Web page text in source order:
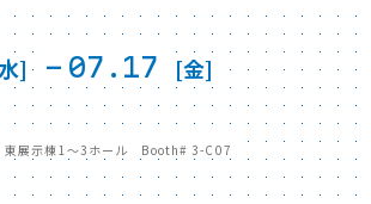
] - 07.17 [金]
展示棟1～3ホール Booth# 3-C07